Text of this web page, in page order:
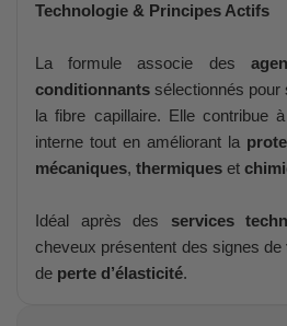
Technologie & Principes Actifs
La formule associe des
conditionnants sélectionnés pour
la fibre capillaire. Elle contribue à
interne tout en améliorant la
mécaniques, thermiques et
Idéal après des services
cheveux présentent des signes de
de perte d’élasticité.